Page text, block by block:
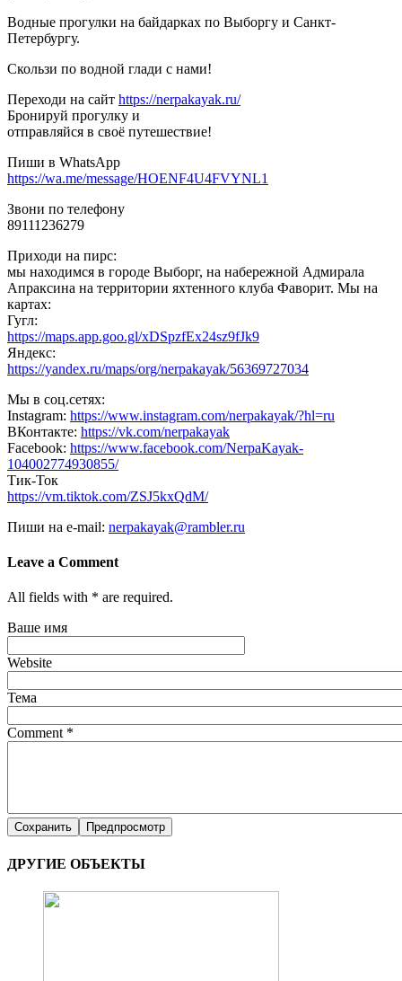
Водные прогулки на байдарках по Выборгу и Санкт-
Петербургу.
Скользи по водной глади с нами!
Переходи на сайт https://nerpakayak.ru/
Бронируй прогулку и
отправляйся в своё путешествие!
Пиши в WhatsApp
https://wa.me/message/HOENF4U4FVYNL1
Звони по телефону
89111236279
Приходи на пирс:
мы находимся в городе Выборг, на набережной Адмирала
Апраксина на территории яхтенного клуба Фаворит. Мы на
картах:
Гугл:
https://maps.app.goo.gl/xDSpzfEx24sz9fJk9
Яндекс:
https://yandex.ru/maps/org/nerpakayak/56369727034
Мы в соц.сетях:
Instagram: https://www.instagram.com/nerpakayak/?hl=ru
ВКонтакте: https://vk.com/nerpakayak
Facebook: https://www.facebook.com/NerpaKayak-
104002774930855/
Тик-Ток
https://vm.tiktok.com/ZSJ5kxQdM/
Пиши на e-mail: nerpakayak@rambler.ru
Leave a Comment
All fields with * are required.
Ваше имя
Website
Тема
Comment *
ДРУГИЕ ОБЪЕКТЫ